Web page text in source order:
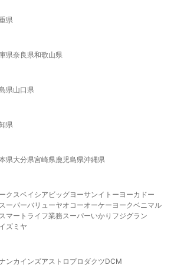
県
県奈良県和歌山県
県山口県
県
県大分県宮崎県鹿児島県沖縄県
クスベイシア ビッグヨーサンイトーヨーカドー
スーパーバリューヤオコーオーケー ヨークベニマル
マート ライフ業務スーパーいかり フジグラン
イズミヤ
ンカインズアストロプロダクツDCM